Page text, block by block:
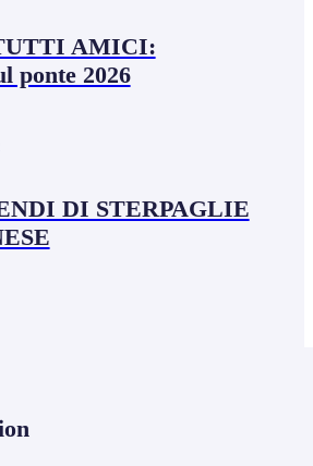
AMICI:
ponte 2026
DI STERPAGLIE